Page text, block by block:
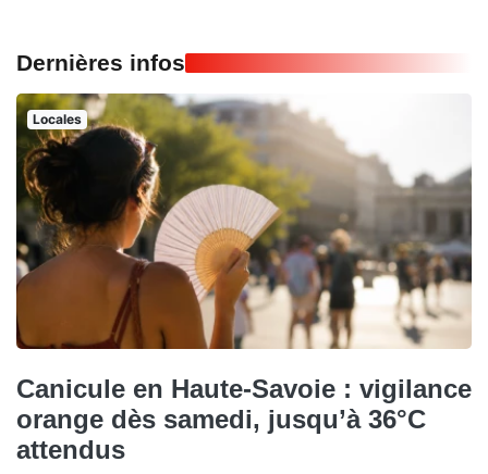
Dernières infos
Locales
Canicule en Haute-Savoie : vigilance
orange dès samedi, jusqu’à 36°C
attendus